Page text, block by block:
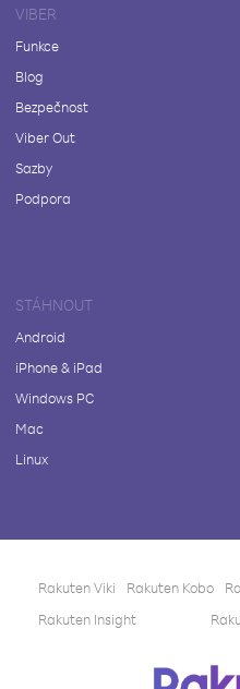
VIBER
Funkce
Blog
Bezpečnost
Viber Out
Sazby
Podpora
STÁHNOUT
Android
iPhone & iPad
Windows PC
Mac
Linux
Rakuten Viki Rakuten Kobo
Rakuten Insight